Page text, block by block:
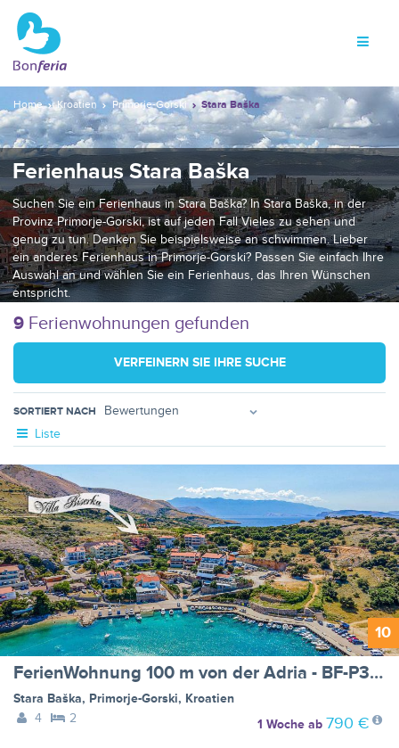
Home Kroatien Primorje-Gorski Stara Baška
Ferienhaus Stara Baška
Suchen Sie ein Ferienhaus in Stara Baška? In Stara Baška, in der
Provinz Primorje-Gorski, ist auf jeden Fall Vieles zu sehen und
genug zu tun. Denken Sie beispielsweise an schwimmen. Lieber
ein anderes Ferienhaus in Primorje-Gorski? Passen Sie einfach Ihre
Auswahl an und wählen Sie ein Ferienhaus, das Ihren Wünschen
entspricht.
9 Ferienwohnungen gefunden
VERFEINERN SIE IHRE SUCHE
SORTIERT NACH
Liste
10
FerienWohnung 100 m von der Adria - BF-P3V8Z
Stara Baška, Primorje-Gorski, Kroatien
4
2 1 Wocheab 790 €